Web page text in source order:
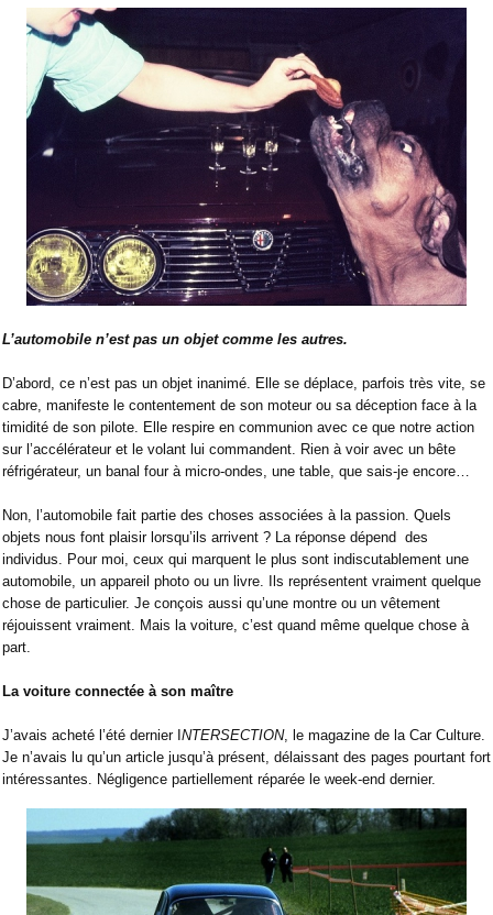
L’automobile n’est pas un objet comme les autres.
D’abord, ce n’est pas un objet inanimé. Elle se déplace, parfois très vite, se
cabre, manifeste le contentement de son moteur ou sa déception face à la
timidité de son pilote. Elle respire en communion avec ce que notre action
sur l’accélérateur et le volant lui commandent. Rien à voir avec un bête
réfrigérateur, un banal four à micro-ondes, une table, que sais-je encore…
Non, l’automobile fait partie des choses associées à la passion. Quels
objets nous font plaisir lorsqu’ils arrivent ? La réponse dépend des
individus. Pour moi, ceux qui marquent le plus sont indiscutablement une
automobile, un appareil photo ou un livre. Ils représentent vraiment quelque
chose de particulier. Je conçois aussi qu’une montre ou un vêtement
réjouissent vraiment. Mais la voiture, c’est quand même quelque chose à
part.
La voiture connectée à son maître
J’avais acheté l’été dernier I NTERSECTION, le magazine de la Car Culture.
Je n’avais lu qu’un article jusqu’à présent, délaissant des pages pourtant fort
intéressantes. Négligence partiellement réparée le week-end dernier.